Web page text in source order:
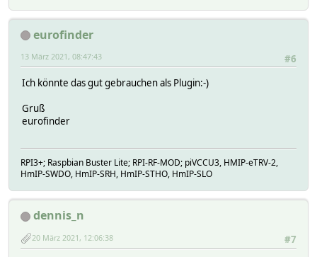
eurofinder
#6
13 März 2021, 08:47:43
Ich könnte das gut gebrauchen als Plugin:-)
Gruß
eurofinder
RPI3+; Raspbian Buster Lite; RPI-RF-MOD; piVCCU3, HMIP-eTRV-2,
HmIP-SWDO, HmIP-SRH, HmIP-STHO, HmIP-SLO
dennis_n
#7
20 März 2021, 12:06:38